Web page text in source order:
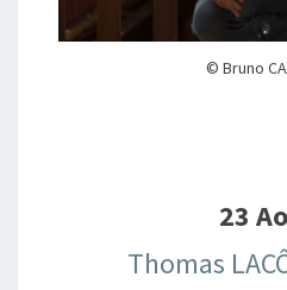
© Bruno
23
Thomas